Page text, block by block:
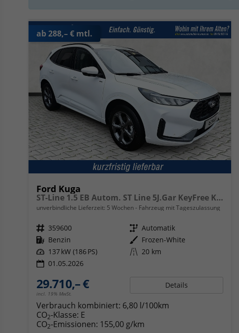
ab 288,– € mtl.
Ford Kuga
ST-Line 1.5 EB Autom. ST Line 5J.Gar KeyFree Kamera
unverbindliche Lieferzeit: 5 Wochen Fahrzeug mit Tageszulassung
Fahrzeugnr. 359600 Getriebe Automatik
Kraftstoff Benzin Außenfarbe Frozen-White
Leistung 137 kW (186 PS) Kilometerstand 20 km
01.05.2026
29.710,– €
incl. 19% MwSt.
Details
Verbrauch kombiniert: 6,80 l/100km
CO2-Klasse: E
CO2-Emissionen: 155,00 g/km